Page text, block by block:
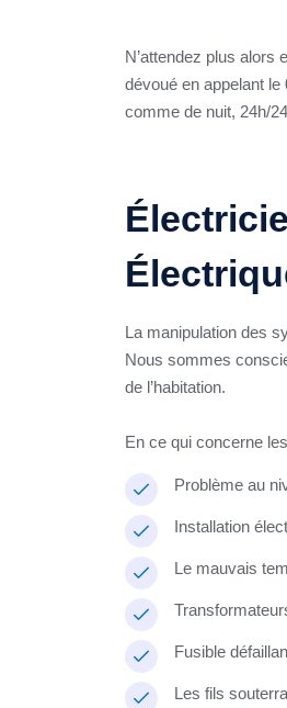
N’attendez plus alors
dévoué en appelant
comme de nuit, 24h/
La manipulation des
Nous sommes
de l’habitation.
En ce qui concerne
Problème au
Installation
Le mauvais
Fusible
Les fils